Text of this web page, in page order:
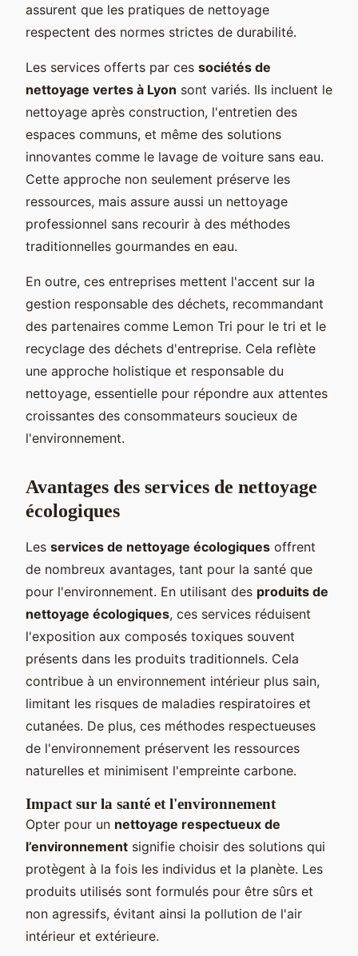
assurent que les pratiques de nettoyage
respectent des normes strictes de durabilité.
Les services offerts par ces sociétés de
nettoyage vertes à Lyon sont variés. Ils incluent le
nettoyage après construction, l'entretien des
espaces communs, et même des solutions
innovantes comme le lavage de voiture sans eau.
Cette approche non seulement préserve les
ressources, mais assure aussi un nettoyage
professionnel sans recourir à des méthodes
traditionnelles gourmandes en eau.
En outre, ces entreprises mettent l'accent sur la
gestion responsable des déchets, recommandant
des partenaires comme Lemon Tri pour le tri et le
recyclage des déchets d'entreprise. Cela reflète
une approche holistique et responsable du
nettoyage, essentielle pour répondre aux attentes
croissantes des consommateurs soucieux de
l'environnement.
Avantages des services de nettoyage
écologiques
Les services de nettoyage écologiques offrent
de nombreux avantages, tant pour la santé que
pour l'environnement. En utilisant des produits de
nettoyage écologiques, ces services réduisent
l'exposition aux composés toxiques souvent
présents dans les produits traditionnels. Cela
contribue à un environnement intérieur plus sain,
limitant les risques de maladies respiratoires et
cutanées. De plus, ces méthodes respectueuses
de l'environnement préservent les ressources
naturelles et minimisent l'empreinte carbone.
Impact sur la santé et l'environnement
Opter pour un nettoyage respectueux de
l’environnement signifie choisir des solutions qui
protègent à la fois les individus et la planète. Les
produits utilisés sont formulés pour être sûrs et
non agressifs, évitant ainsi la pollution de l'air
intérieur et extérieure.